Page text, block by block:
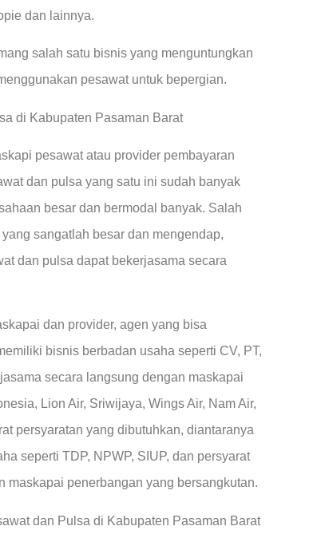
dan lainnya.
salah satu bisnis yang menguntungkan
pesawat untuk bepergian.
di Kabupaten Pasaman Barat
pesawat atau provider pembayaran
dan pulsa yang satu ini sudah banyak
besar dan bermodal banyak. Salah
sangatlah besar dan mengendap,
dan pulsa dapat bekerjasama secara
dan provider, agen yang bisa
bisnis berbadan usaha seperti CV, PT,
secara langsung dengan maskapai
Lion Air, Sriwijaya, Wings Air, Nam Air,
persyaratan yang dibutuhkan, diantaranya
seperti TDP, NPWP, SIUP, dan persyarat
maskapai penerbangan yang bersangkutan.
dan Pulsa di Kabupaten Pasaman Barat